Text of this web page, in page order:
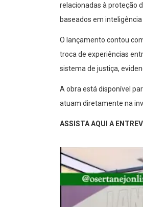
relacionadas à proteção
baseados em
O lançamento contou
troca de experiências
sistema de justiça,
A obra está disponível
atuam diretamente na
ASSISTA AQUI A